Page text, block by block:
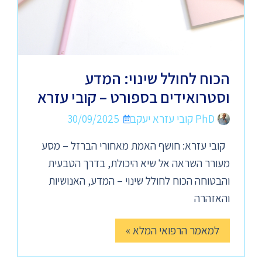
הכוח לחולל שינוי: המדע
וסטרואידים בספורט – קובי עזרא
PhD קובי עזרא יעקב
30/09/2025
קובי עזרא: חושף האמת מאחורי הברזל – מסע
מעורר השראה אל שיא היכולת, בדרך הטבעית
והבטוחה הכוח לחולל שינוי – המדע, האנושיות
והאזהרה
למאמר הרפואי המלא »